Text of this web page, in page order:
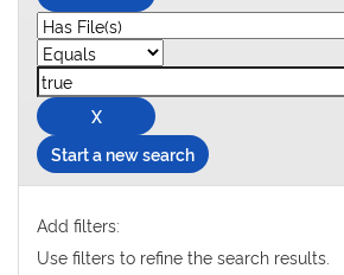
Start a new search
Add filters:
Use filters to refine the search results.